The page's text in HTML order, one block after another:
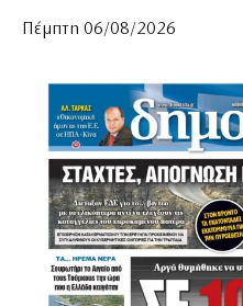
Πέμπτη 06/08/2026